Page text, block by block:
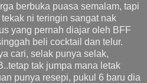
berbuka puasa semalam, tapi
ni teringin sangat nak
yang pernah diajar oleh BFF
beli cocktail dan telur.
cari, selak punya selak,
tak jumpa mana letak
punya resepi, pukul 6 baru dia